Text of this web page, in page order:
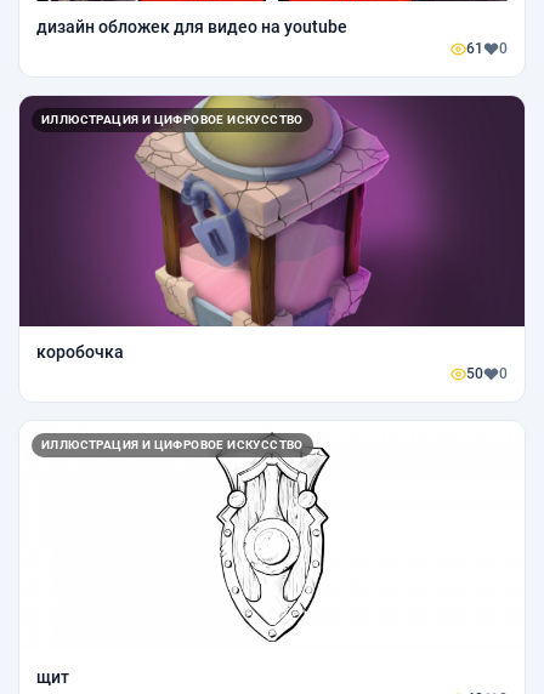
дизайн обложек для видео на youtube
61 0
ИЛЛЮСТРАЦИЯ И ЦИФРОВОЕ ИСКУССТВО
коробочка
50 0
ИЛЛЮСТРАЦИЯ И ЦИФРОВОЕ ИСКУССТВО
щит